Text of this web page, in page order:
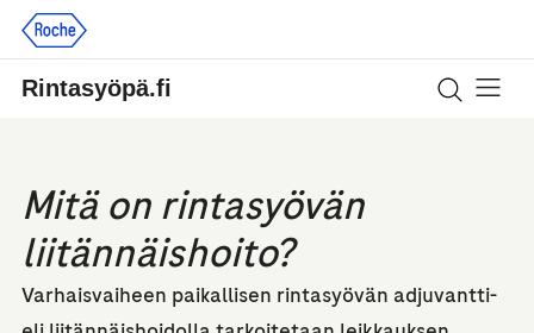
Rintasyöpä.fi
Mitä on rintasyövän
liitännäishoito?
Varhaisvaiheen paikallisen rintasyövän adjuvantti-